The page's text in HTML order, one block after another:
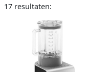
17 resultaten: